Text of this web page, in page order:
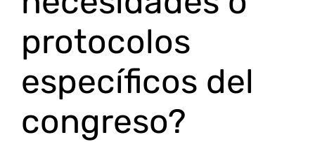
protocolos
específicos del
congreso?